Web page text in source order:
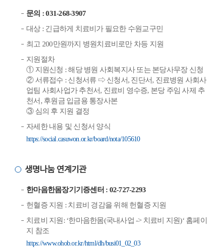
문의 : 031-268-3907
대상 : 긴급하게 치료비가 필요한 수원교구민
최고 200만원까지 병원치료비로만 차등 지원
지원절차
① 지원신청 : 해당 병원 사회복지사 또는 본당사무장 신청
② 서류접수 : 신청서류 ⇨ 신청서, 진단서, 진료병원 사회사
업팀 사회사업가 추천서, 진료비 영수증, 본당 주임 사제 추
천서, 후원금 입금용 통장사본
③ 심의 후 지원 결정
자세한 내용 및 신청서 양식
https://social.casuwon.or.kr/board/nota/105610
생명나눔 연계기관
한마음한몸장기기증센터 : 02-727-2293
헌혈증 지원 : 치료비 경감을 위해 헌혈증 지원
치료비 지원: ‘한마음한몸(국내사업 -> 치료비 지원)‘ 홈페이
지 참조
https://www.ohob.or.kr/html/dh/busi01_02_03